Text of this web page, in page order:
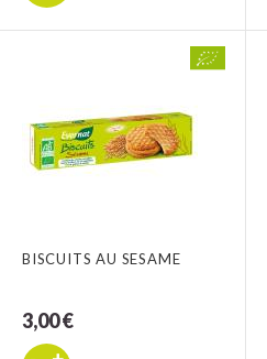
BISCUITS AU SESAME
3,00 €